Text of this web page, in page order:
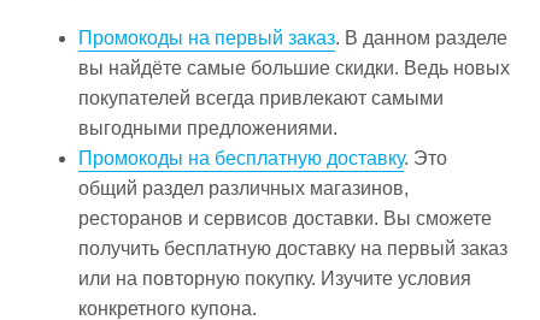
Промокоды на первый заказ. В данном разделе
вы найдёте самые большие скидки. Ведь новых
покупателей всегда привлекают самыми
выгодными предложениями.
Промокоды на бесплатную доставку. Это
общий раздел различных магазинов,
ресторанов и сервисов доставки. Вы сможете
получить бесплатную доставку на первый заказ
или на повторную покупку. Изучите условия
конкретного купона.